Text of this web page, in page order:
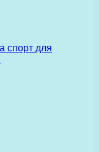
спорт для